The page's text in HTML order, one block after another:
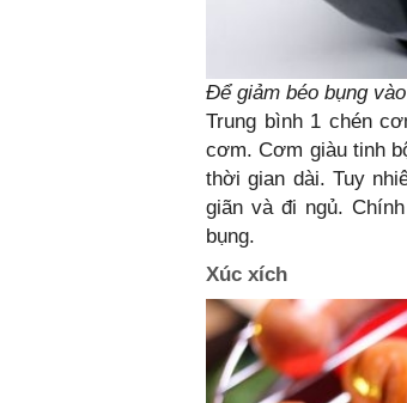
Để giảm béo bụng
Trung bình 1 chén
cơm. Cơm giàu tinh
thời gian dài. Tuy
giãn và đi ngủ.
bụng.
Xúc xích